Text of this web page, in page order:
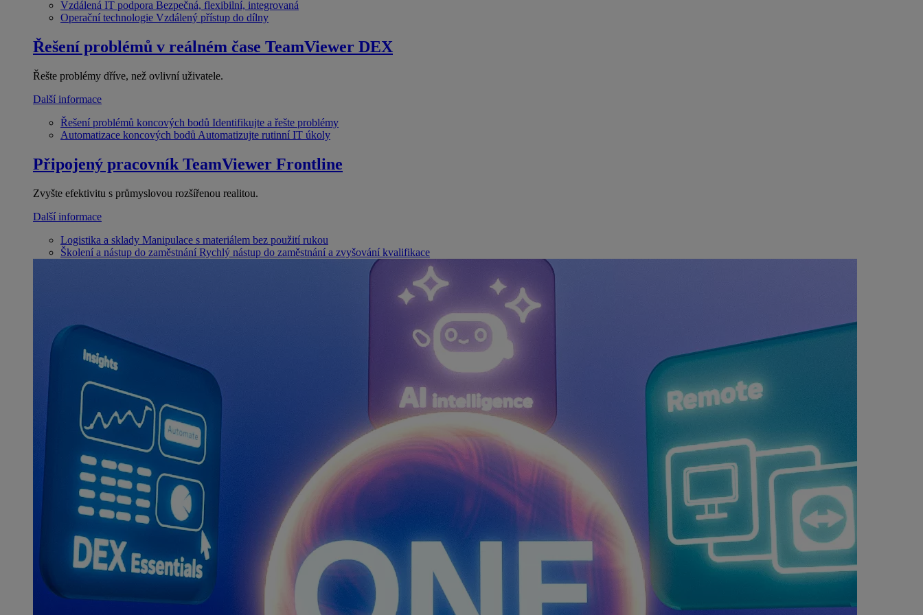
Vzdálená IT podpora Bezpečná, flexibilní, integrovaná
Operační technologie Vzdálený přístup do dílny
Řešení problémů v reálném čase TeamViewer DEX
Řešte problémy dříve, než ovlivní uživatele.
Další informace
Řešení problémů koncových bodů Identifikujte a řešte problémy
Automatizace koncových bodů Automatizujte rutinní IT úkoly
Připojený pracovník TeamViewer Frontline
Zvyšte efektivitu s průmyslovou rozšířenou realitou.
Další informace
Logistika a sklady Manipulace s materiálem bez použití rukou
Školení a nástup do zaměstnání Rychlý nástup do zaměstnání a zvyšování kvalifikace